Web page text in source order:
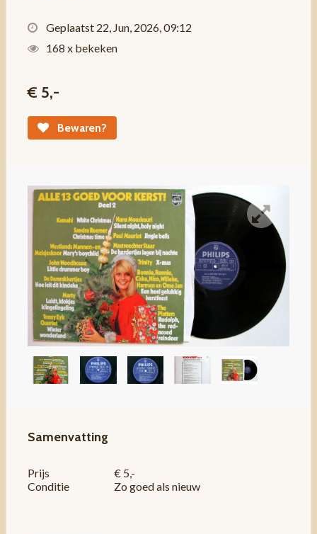
Geplaatst 22, Jun, 2026, 09:12
168 x bekeken
€ 5,-
Bewaren?
Samenvatting
Prijs
€ 5,-
Conditie
Zo goed als nieuw